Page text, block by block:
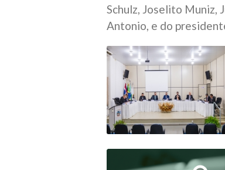
Schulz, Joselito Muniz,
Antonio, e do